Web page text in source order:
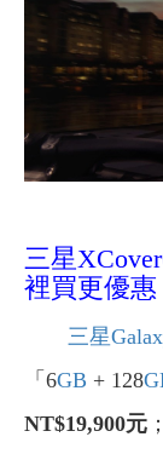
三星
裡買更優惠
三星
「 6GB + 128
NT$19,900元